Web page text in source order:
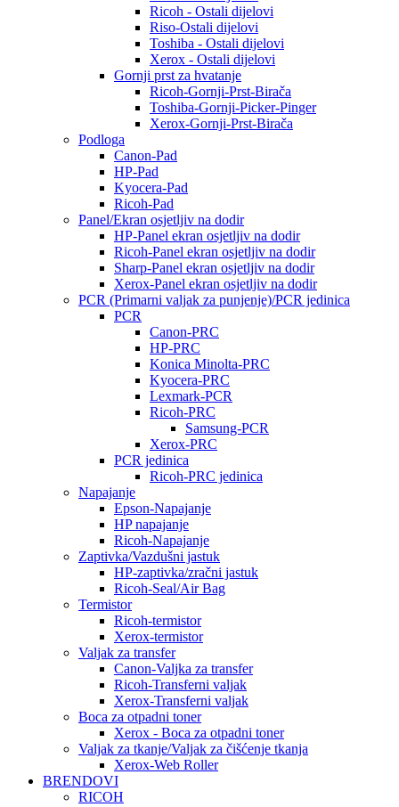
Ricoh - Ostali dijelovi
Riso-Ostali dijelovi
Toshiba - Ostali dijelovi
Xerox - Ostali dijelovi
Gornji prst za hvatanje
Ricoh-Gornji-Prst-Birača
Toshiba-Gornji-Picker-Pinger
Xerox-Gornji-Prst-Birača
Podloga
Canon-Pad
HP-Pad
Kyocera-Pad
Ricoh-Pad
Panel/Ekran osjetljiv na dodir
HP-Panel ekran osjetljiv na dodir
Ricoh-Panel ekran osjetljiv na dodir
Sharp-Panel ekran osjetljiv na dodir
Xerox-Panel ekran osjetljiv na dodir
PCR (Primarni valjak za punjenje)/PCR jedinica
PCR
Canon-PRC
HP-PRC
Konica Minolta-PRC
Kyocera-PRC
Lexmark-PCR
Ricoh-PRC
Samsung-PCR
Xerox-PRC
PCR jedinica
Ricoh-PRC jedinica
Napajanje
Epson-Napajanje
HP napajanje
Ricoh-Napajanje
Zaptivka/Vazdušni jastuk
HP-zaptivka/zračni jastuk
Ricoh-Seal/Air Bag
Termistor
Ricoh-termistor
Xerox-termistor
Valjak za transfer
Canon-Valjka za transfer
Ricoh-Transferni valjak
Xerox-Transferni valjak
Boca za otpadni toner
Xerox - Boca za otpadni toner
Valjak za tkanje/Valjak za čišćenje tkanja
Xerox-Web Roller
BRENDOVI
RICOH